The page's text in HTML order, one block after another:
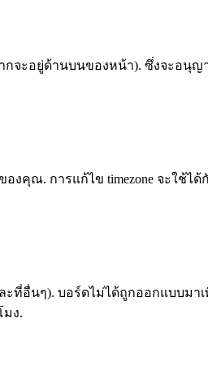
กจะอยู่ด้านบนของหน้า). ซึ่งจะอนุ
งคุณ. การแก้ไข timezone จะใช้ไ
ละที่อื่นๆ). บอร์ดไม่ได้ถูกออกแบบมา
มง.